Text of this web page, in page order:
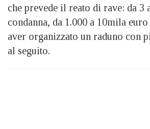
che prevede il reato di rave: da 3
condanna, da 1.000 a 10mila
aver organizzato un raduno con
al seguito.